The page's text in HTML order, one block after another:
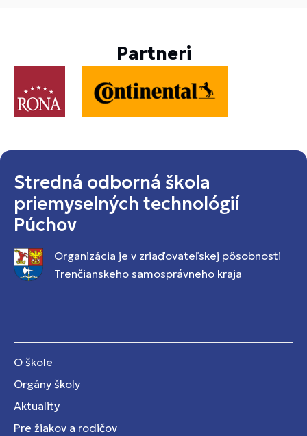
Partneri
Stredná odborná škola
priemyselných technológií
Púchov
Organizácia je v zriaďovateľskej pôsobnosti
Trenčianskeho samosprávneho kraja
O škole
Orgány školy
Aktuality
Pre žiakov a rodičov